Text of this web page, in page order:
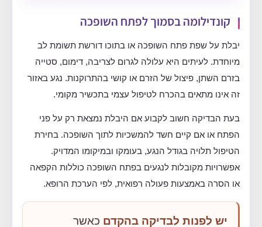
קונדילומה בסמוך לפתח השופכה
יבלת על שפת פתח השופכה או בתוכו דורשת תשומת לב
מיוחדת. לעיתים היא עלולה לגרום לצריבה, דימום, סטייה
בזרם השתן, פיצול של הזרם או קושי בהתרוקנות. נגע באזור
זה אינו מתאים בהכרח לטיפול עצמי בתכשיר מקומי.
בעת הבדיקה חשוב לקבוע אם היבלת נמצאת רק על פני
הפתח או אם קיים חשד להמשכיות לתוך השופכה. בחירת
הטיפול תלויה בגודל הנגע, בעומקו ובמיקומו המדויק.
אפשרויות מקובלות לנגעים בפתח השופכה כוללות הקפאה
או הסרה באמצעות פעולה רפואית, לפי הערכת הרופא.
יש לפנות לבדיקה בהקדםכאשר